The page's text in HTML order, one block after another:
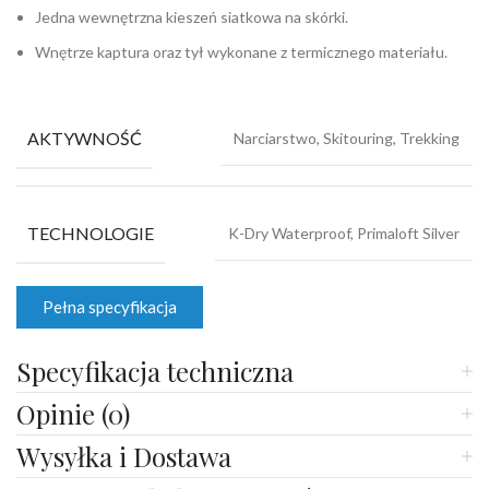
Jedna wewnętrzna kieszeń siatkowa na skórki.
Wnętrze kaptura oraz tył wykonane z termicznego materiału.
AKTYWNOŚĆ Narciarstwo, Skitouring, Trekking
TECHNOLOGIE K-Dry Waterproof, Primaloft Silver
Pełna specyfikacja
Specyfikacja techniczna
Opinie (0)
Wysyłka i Dostawa